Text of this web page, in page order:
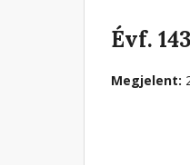
Évf.
Megjelent: